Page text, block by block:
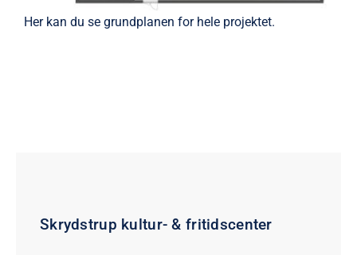
Her kan du se grundplanen for hele projektet.
Skrydstrup kultur- & fritidscenter